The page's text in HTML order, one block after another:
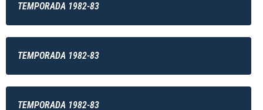
TEMPORADA 1982-83
TEMPORADA 1982-83
TEMPORADA 1982-83